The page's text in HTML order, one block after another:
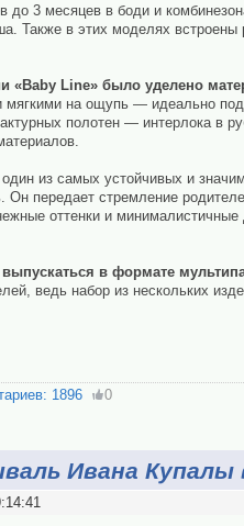
3 месяцев в боди и
Также в этих моделях встроены
«Baby Line» было уделено
на ощупь — идеально
полотен — интерлока в
из самых устойчивых и
Он передает стремление
оттенки и
в формате
ведь набор из нескольких
1896 0
Ивана